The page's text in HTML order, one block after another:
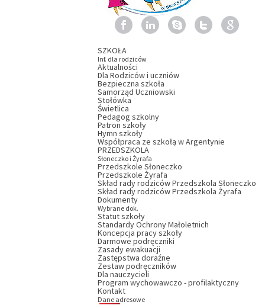
SZKOŁA
Inf. dla rodziców
Aktualności
Dla Rodziców i uczniów
Bezpieczna szkoła
Samorząd Uczniowski
Stołówka
Świetlica
Pedagog szkolny
Patron szkoły
Hymn szkoły
Współpraca ze szkołą w Argentynie
PRZEDSZKOLA
Słoneczko i Żyrafa
Przedszkole Słoneczko
Przedszkole Żyrafa
Skład rady rodziców Przedszkola Słoneczko
Skład rady rodziców Przedszkola Żyrafa
Dokumenty
Wybrane dok.
Statut szkoły
Standardy Ochrony Małoletnich
Koncepcja pracy szkoły
Darmowe podręczniki
Zasady ewakuacji
Zastępstwa doraźne
Zestaw podręczników
Dla nauczycieli
Program wychowawczo - profilaktyczny
Kontakt
Dane adresowe